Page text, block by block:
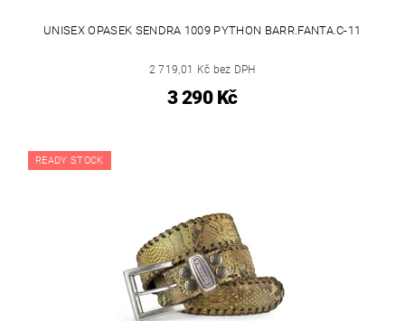
UNISEX OPASEK SENDRA 1009 PYTHON BARR.FANTA.C-11
2 719,01 Kč bez DPH
3 290 Kč
READY STOCK